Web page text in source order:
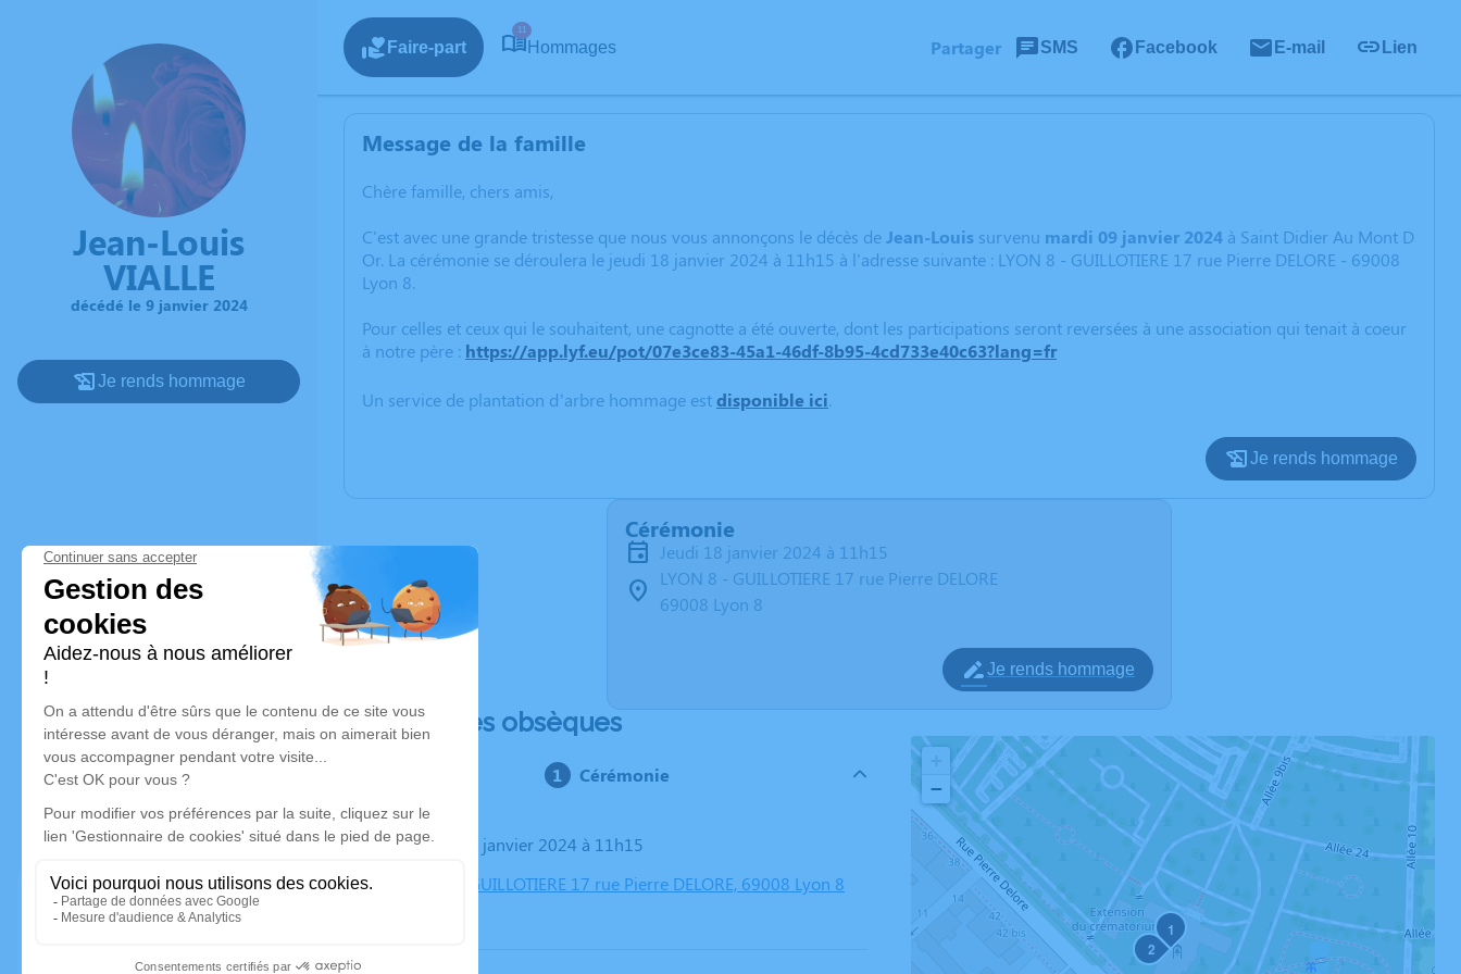
Jean-Louis
VIALLE
décédé le 9 janvier 2024
Je rends hommage
Faire-part
11
Hommages Partager SMS Facebook E-mail Lien
Message de la famille
Chère famille, chers amis,
C'est avec une grande tristesse que nous vous annonçons le décès deJean-Louis survenu mardi 09 janvier 2024 à Saint Didier Au Mont D
Or. La cérémonie se déroulera le jeudi 18 janvier 2024 à 11h15 à l'adresse suivante : LYON 8 - GUILLOTIERE 17 rue Pierre DELORE - 69008
Lyon 8.
Pour celles et ceux qui le souhaitent, une cagnotte a été ouverte, dont les participations seront reversées à une association qui tenait à coeur
à notre père : https://app.lyf.eu/pot/07e3ce83-45a1-46df-8b95-4cd733e40c63?lang=fr
Un service de plantation d’arbre hommage estdisponible ici.
Je rends hommage
Cérémonie
jeudi 18 janvier 2024 à 11h15
LYON 8 - GUILLOTIERE 17 rue Pierre DELORE
69008 Lyon 8
Je rends hommage
Déroulé des obsèques
Cérémonie
Le jeudi 18 janvier 2024 à 11h15
LYON 8 - GUILLOTIERE 17 rue Pierre DELORE, 69008 Lyon 8
1
2
−